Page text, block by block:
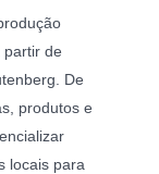
de
De
produtos e
locais para